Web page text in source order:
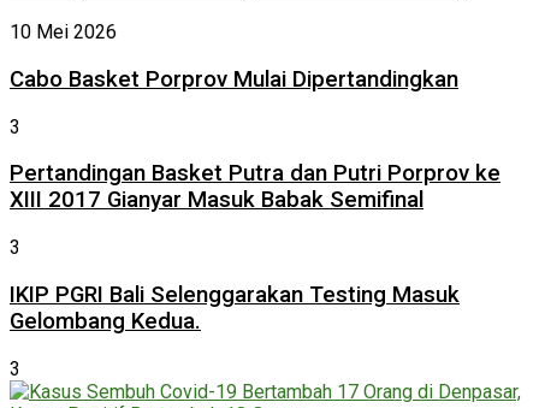
10 Mei 2026
Cabo Basket Porprov Mulai Dipertandingkan
3
Pertandingan Basket Putra dan Putri Porprov ke
XIII 2017 Gianyar Masuk Babak Semifinal
3
IKIP PGRI Bali Selenggarakan Testing Masuk
Gelombang Kedua.
3